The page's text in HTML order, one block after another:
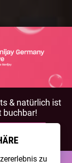
& natürlich ist
buchbar!
zu